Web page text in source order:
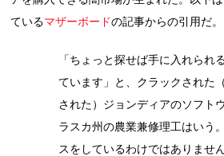
ているマザーボードの記事からの引用だ。
「ちょっと探せば手に入れられ
ています」と、クラックされた
された）ジョンディアのソフト
ラスカ州の農業兼修理工はいう
スをしているわけではありませ